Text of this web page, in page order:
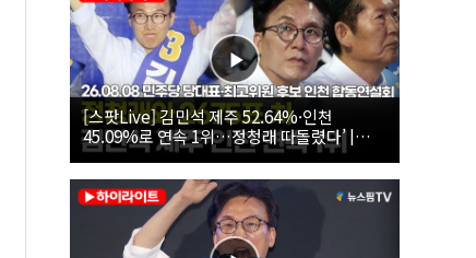
[스팟Live] 김민석 제주 52.64%·인천
45.09%로 연속 1위…정청래 따돌렸다’ |
26.08.08 더불어민주당 당대표·최고위원 후
보 인천 합동연설회